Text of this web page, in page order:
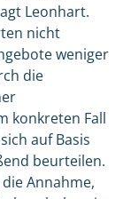
Leonhart.
nicht
weniger
die
konkreten Fall
auf Basis
beurteilen.
Annahme,